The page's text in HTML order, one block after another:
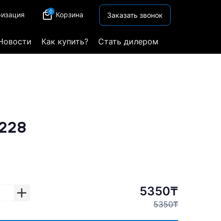
0 Корзина Заказать звонок
Как купить? Стать дилером
5350₸
5350₸